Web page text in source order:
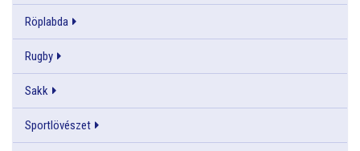
Röplabda
Rugby
Sakk
Sportlövészet